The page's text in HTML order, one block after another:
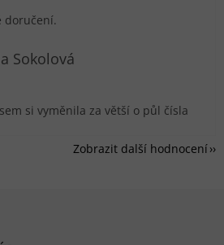
doručení.
Sokolová
obchodu je 5 z 5 hvězdiček.
si vyměnila za větší o půl čísla
Zobrazit další hodnocení